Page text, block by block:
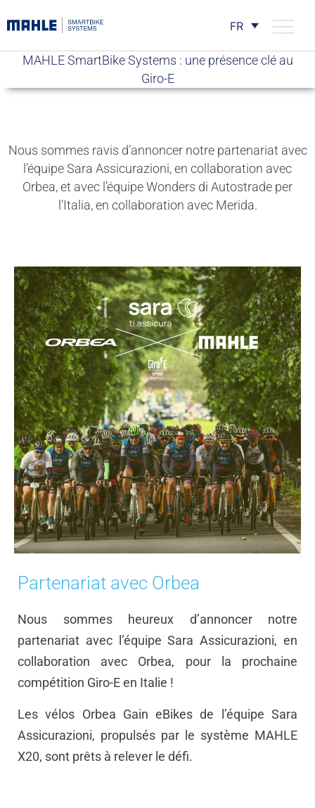
FR
MAHLE SmartBike Systems : une présence clé au
Giro-E
Nous sommes ravis d’annoncer notre partenariat avec
l’équipe Sara Assicurazioni, en collaboration avec
Orbea, et avec l’équipe Wonders di Autostrade per
l’Italia, en collaboration avec Merida.
Partenariat avec Orbea
Nous sommes heureux d’annoncer notre
partenariat avec l’équipe Sara Assicurazioni, en
collaboration avec Orbea, pour la prochaine
compétition Giro-E en Italie !
Les vélos Orbea Gain eBikes de l’équipe Sara
Assicurazioni, propulsés par le système MAHLE
X20, sont prêts à relever le défi.